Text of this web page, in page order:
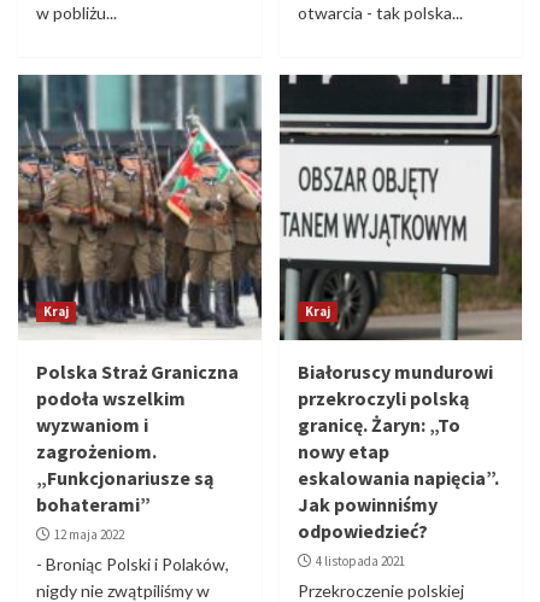
w pobliżu...
otwarcia - tak polska...
Kraj
Polska Straż Graniczna
podoła wszelkim
wyzwaniom i
zagrożeniom.
„Funkcjonariusze są
bohaterami”
12 maja 2022
- Broniąc Polski i Polaków,
nigdy nie zwątpiliśmy w
Kraj
Białoruscy mundurowi
przekroczyli polską
granicę. Żaryn: „To
nowy etap
eskalowania napięcia”.
Jak powinniśmy
odpowiedzieć?
4 listopada 2021
Przekroczenie polskiej